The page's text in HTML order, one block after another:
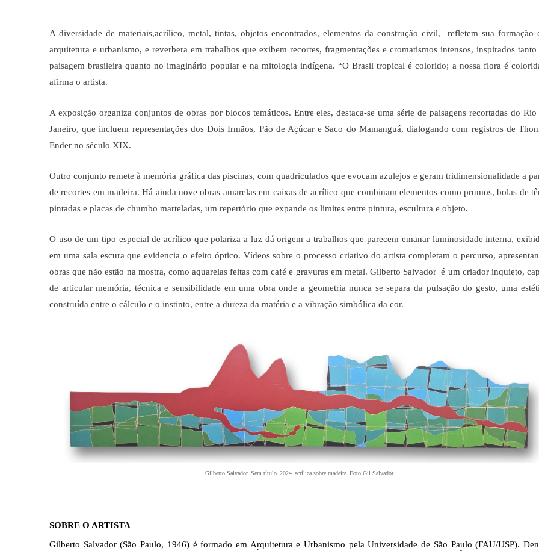
A diversidade de materiais,acrílico, metal, tintas, objetos encontrados, elementos da construção civil, refletem sua formação
arquitetura e urbanismo, e reverbera em trabalhos que exibem recortes, fragmentações e cromatismos intensos, inspirados tanto
paisagem brasileira quanto no imaginário popular e na mitologia indígena. “O Brasil tropical é colorido; a nossa flora é
afirma o artista.
A exposição organiza conjuntos de obras por blocos temáticos. Entre eles, destaca-se uma série de paisagens recortadas do Rio
Janeiro, que incluem representações dos Dois Irmãos, Pão de Açúcar e Saco do Mamanguá, dialogando com registros de
Ender no século XIX.
Outro conjunto remete à memória gráfica das piscinas, com quadriculados que evocam azulejos e geram tridimensionalidade a
de recortes em madeira. Há ainda nove obras amarelas em caixas de acrílico que combinam elementos como prumos, bolas de
pintadas e placas de chumbo marteladas, um repertório que expande os limites entre pintura, escultura e objeto.
O uso de um tipo especial de acrílico que polariza a luz dá origem a trabalhos que parecem emanar luminosidade interna,
em uma sala escura que evidencia o efeito óptico. Vídeos sobre o processo criativo do artista completam o percurso,
obras que não estão na mostra, como aquarelas feitas com café e gravuras em metal. Gilberto Salvador é um criador inquieto,
de articular memória, técnica e sensibilidade em uma obra onde a geometria nunca se separa da pulsação do gesto, uma
construída entre o cálculo e o instinto, entre a dureza da matéria e a vibração simbólica da cor.
Gilberto Salvador_Sem título_2024_acrílica sobre madeira_Foto Gil Salvador
SOBRE O ARTISTA
Gilberto Salvador (São Paulo, 1946) é formado em Arquitetura e Urbanismo pela Universidade de São Paulo (FAU/USP).